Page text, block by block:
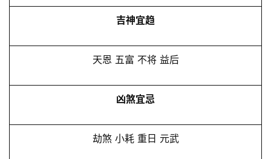
吉神宜趋
天恩 五富 不将 益后
凶煞宜忌
劫煞 小耗 重日 元武